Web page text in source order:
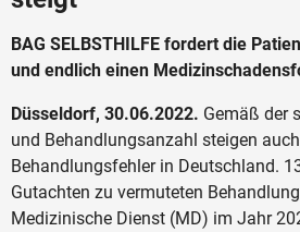
BAG SELBSTHILFE fordert die
und endlich einen
Düsseldorf, 30.06.2022. Gemäß der
und Behandlungsanzahl steigen
Behandlungsfehler in Deutschland.
Gutachten zu vermuteten
Medizinische Dienst (MD) im Jahr